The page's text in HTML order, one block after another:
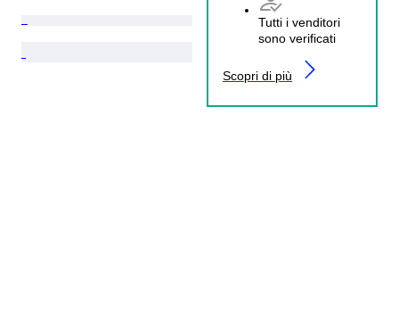
Tutti i venditori
sono verificati
Scopri di più